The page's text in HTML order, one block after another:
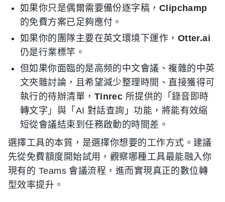
如果你只是偶爾需要備份逐字稿， Clipchamp
的免費方案已足夠應付。
如果你的團隊主要在英文環境下運作， Otter.ai
仍是行業標竿。
但如果你面臨的是高频的中文會議、複雜的中英
文夾雜討論，且希望減少整理時間、直接獲得可
執行的待辦清單， Tinrec 所提供的「錄音即時
轉文字」與「AI 對話查詢」功能，將能有效縮
短從會議結束到任務啟動的時間差。
選擇工具的本質，是選擇你想要的工作方式。建議
先從免費額度開始試用，觀察哪種工具最能融入你
現有的 Teams 會議流程，進而實現真正的數位轉
型效率提升。